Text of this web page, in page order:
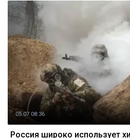
05.07 08:36
Россия широко использует